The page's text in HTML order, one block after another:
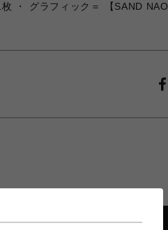
・ グラフィック＝ 【SAND
SHOP TOP